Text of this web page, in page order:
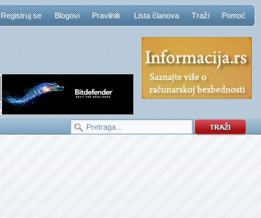
Registruj se Blogovi Pravilnik Lista članova Traži Pomoć